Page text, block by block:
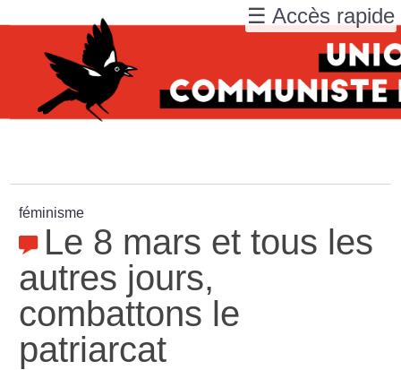
féminisme
Le 8 mars et tous les
autres jours,
combattons le
patriarcat
☰ Accès rapide